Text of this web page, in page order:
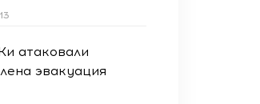
атаковали
эвакуация